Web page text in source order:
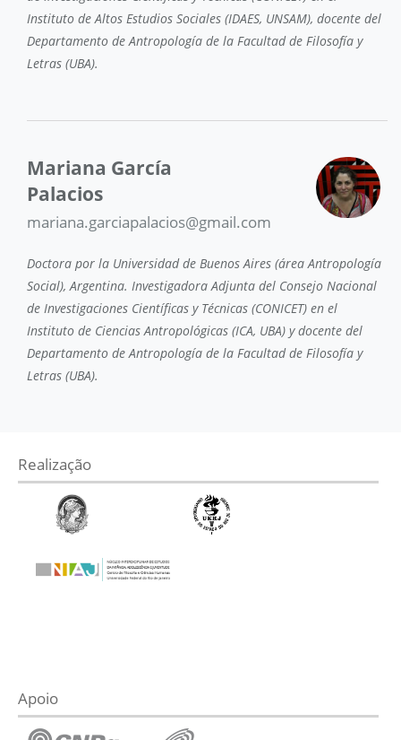
Instituto de Altos Estudios Sociales (IDAES, UNSAM), docente del
Departamento de Antropología de la Facultad de Filosofía y
Letras (UBA).
Mariana García
Palacios
mariana.garciapalacios@gmail.com
Doctora por la Universidad de Buenos Aires (área Antropología
Social), Argentina. Investigadora Adjunta del Consejo Nacional
de Investigaciones Científicas y Técnicas (CONICET) en el
Instituto de Ciencias Antropológicas (ICA, UBA) y docente del
Departamento de Antropología de la Facultad de Filosofía y
Letras (UBA).
Realização
Apoio